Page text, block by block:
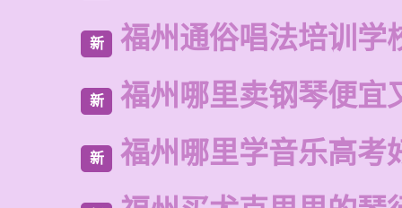
新 福州通俗唱法培训学
新 福州哪里卖钢琴便宜
新 福州哪里学音乐高考